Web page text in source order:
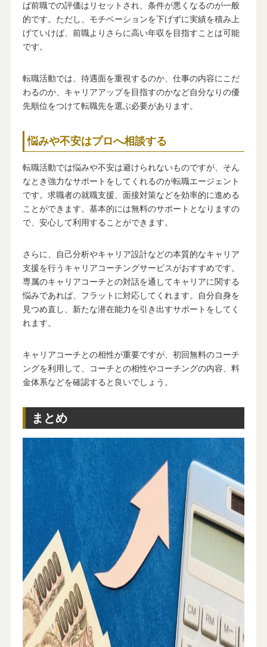
ば前職での評価はリセットされ、条件が悪くなるのが一般
的です。ただし、モチベーションを下げずに実績を積み上
げていけば、前職よりさらに高い年収を目指すことは可能
です。
転職活動では、待遇面を重視するのか、仕事の内容にこだ
わるのか、キャリアアップを目指すのかなど自分なりの優
先順位をつけて転職先を選ぶ必要があります。
悩みや不安はプロへ相談する
転職活動では悩みや不安は避けられないものですが、そん
なとき強力なサポートをしてくれるのが転職エージェント
です。求職者の就職支援、面接対策などを効率的に進める
ことができます。基本的には無料のサポートとなりますの
で、安心して利用することができます。
さらに、自己分析やキャリア設計などの本質的なキャリア
支援を行うキャリアコーチングサービスがおすすめです。
専属のキャリアコーチとの対話を通してキャリアに関する
悩みであれば、フラットに対応してくれます。自分自身を
見つめ直し、新たな潜在能力を引き出すサポートをしてく
れます。
キャリアコーチとの相性が重要ですが、初回無料のコーチ
ングを利用して、コーチとの相性やコーチングの内容、料
金体系などを確認すると良いでしょう。
まとめ